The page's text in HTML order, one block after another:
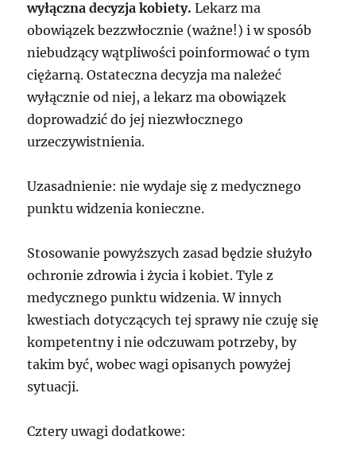
wyłączna decyzja kobiety. Lekarz ma
obowiązek bezzwłocznie (ważne!) i w sposób
niebudzący wątpliwości poinformować o tym
ciężarną. Ostateczna decyzja ma należeć
wyłącznie od niej, a lekarz ma obowiązek
doprowadzić do jej niezwłocznego
urzeczywistnienia.
Uzasadnienie: nie wydaje się z medycznego
punktu widzenia konieczne.
Stosowanie powyższych zasad będzie służyło
ochronie zdrowia i życia i kobiet. Tyle z
medycznego punktu widzenia. W innych
kwestiach dotyczących tej sprawy nie czuję się
kompetentny i nie odczuwam potrzeby, by
takim być, wobec wagi opisanych powyżej
sytuacji.
Cztery uwagi dodatkowe: